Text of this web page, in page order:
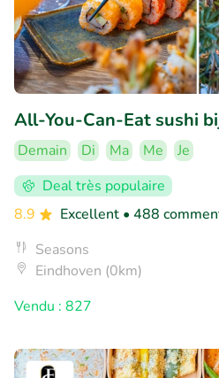
All-You-Can-Eat sushi
Demain Di Ma Me
Je
Deal très populaire
8.9
Excellent • 488
Seasons
Eindhoven (0km)
Vendu : 827